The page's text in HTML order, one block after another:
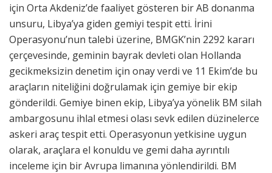
için Orta Akdeniz’de faaliyet gösteren bir AB donanma
unsuru, Libya’ya giden gemiyi tespit etti. İrini
Operasyonu’nun talebi üzerine, BMGK’nin 2292 kararı
çerçevesinde, geminin bayrak devleti olan Hollanda
gecikmeksizin denetim için onay verdi ve 11 Ekim’de bu
araçların niteliğini doğrulamak için gemiye bir ekip
gönderildi. Gemiye binen ekip, Libya’ya yönelik BM silah
ambargosunu ihlal etmesi olası sevk edilen düzinelerce
askeri araç tespit etti. Operasyonun yetkisine uygun
olarak, araçlara el konuldu ve gemi daha ayrıntılı
inceleme için bir Avrupa limanına yönlendirildi. BM